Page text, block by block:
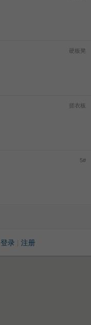
硬板凳
搓衣板
5#
登录 注册